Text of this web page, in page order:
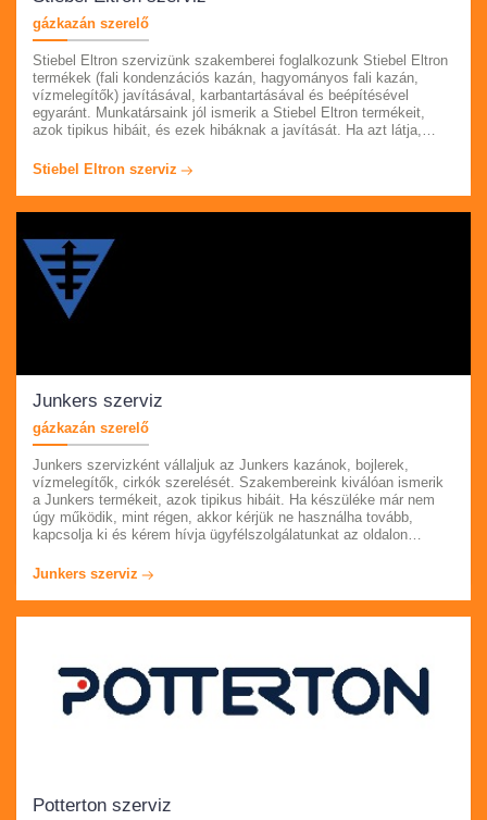
gázkazán szerelő
Stiebel Eltron szervizünk szakemberei foglalkozunk Stiebel Eltron
termékek (fali kondenzációs kazán, hagyományos fali kazán,
vízmelegítők) javításával, karbantartásával és beépítésével
egyaránt. Munkatársaink jól ismerik a Stiebel Eltron termékeit,
azok tipikus hibáit, és ezek hibáknak a javítását. Ha azt látja,
egyáltalán nem működik, akkor kérem hívja ügyfélszolgálatunkat.
Stiebel Eltron szerviz
Junkers szerviz
gázkazán szerelő
Junkers szervizként vállaljuk az Junkers kazánok, bojlerek,
vízmelegítők, cirkók szerelését. Szakembereink kiválóan ismerik
a Junkers termékeit, azok tipikus hibáit. Ha készüléke már nem
úgy működik, mint régen, akkor kérjük ne használha tovább,
kapcsolja ki és kérem hívja ügyfélszolgálatunkat az oldalon
munkáinkra. Keressen fel minket, hogy segíthessünk. Pest megye
Junkers szerviz
Potterton szerviz